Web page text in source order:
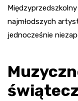
najmłodszych
jednocześnie